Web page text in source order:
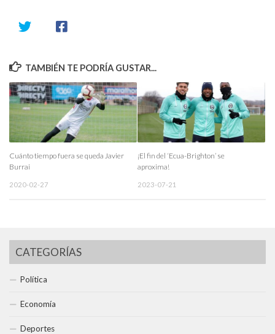
TAMBIÉN TE PODRÍA GUSTAR...
Cuánto tiempo fuera se queda Javier
Burrai
2020-02-27
¡El fin del ‘Ecua-Brighton’ se
aproxima!
2023-07-21
CATEGORÍAS
Política
Economía
Deportes